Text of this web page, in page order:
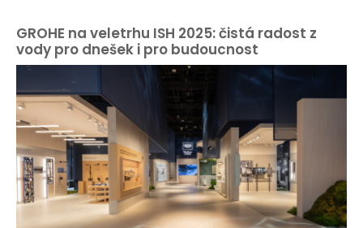
GROHE na veletrhu ISH 2025: čistá radost z
vody pro dnešek i pro budoucnost